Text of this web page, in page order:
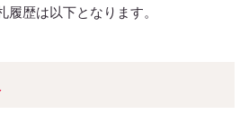
履歴は以下となります。